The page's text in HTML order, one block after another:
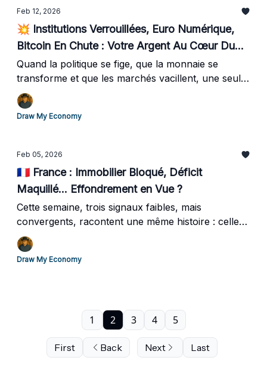
concrète pour ne pas subir.
Feb 12, 2026
💥 Institutions Verrouillées, Euro Numérique,
Bitcoin En Chute : Votre Argent Au Cœur Du
Jeu
Quand la politique se fige, que la monnaie se
transforme et que les marchés vacillent, une seule
question compte : où est votre argent... et qui le
contrôle vraiment ?Voici les 3 idées à retenir cette
semaine, et une stratégie concrète pour ne pas
Draw My Economy
Feb 05, 2026
🇫🇷 France : Immobilier Bloqué, Déficit
Maquillé... Effondrement en Vue ?
Cette semaine, trois signaux faibles, mais
convergents, racontent une même histoire : celle
d’un pays qui resserre la vis, ponctionne plus, et
entre dans une zone de turbulences économiques.
Draw My Economy
First Back
1 2 3 4 5
Next Last